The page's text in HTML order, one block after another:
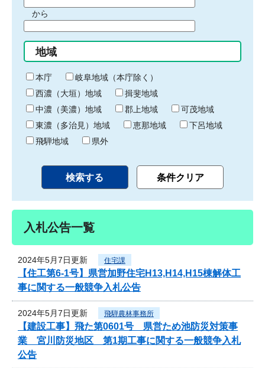
間
始
り
から
間
終
わ
り
地域
本庁
岐阜地域（本庁除く）
西濃（大垣）地域
揖斐地域
中濃（美濃）地域
郡上地域
可茂地域
東濃（多治見）地域
恵那地域
下呂地域
飛騨地域
県外
入札公告一覧
2024年5月7日更新 住宅課
【住工第6-1号】県営加野住宅H13,H14,H15棟解体工
事に関する一般競争入札公告
2024年5月7日更新 飛騨農林事務所
【建設工事】飛た第0601号 県営ため池防災対策事
業 宮川防災地区 第1期工事に関する一般競争入札
公告